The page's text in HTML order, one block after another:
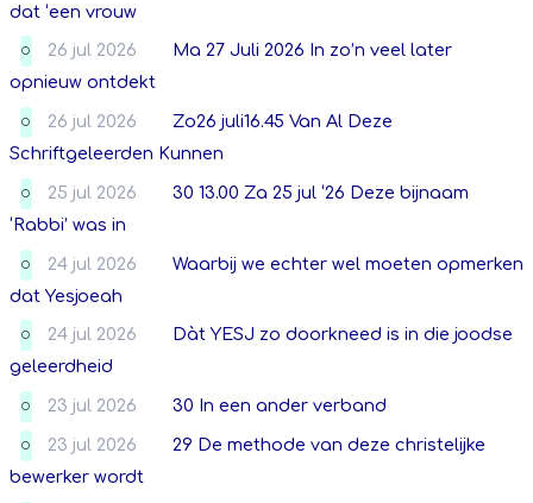
dat ‘een vrouw
O 26 jul 2026
Ma 27 Juli 2026 In zo’n veel later
opnieuw ontdekt
O 26 jul 2026
Zo26 juli16.45 Van Al Deze
Schriftgeleerden Kunnen
O 25 jul 2026
30 13.00 Za 25 jul ‘26 Deze bijnaam
‘Rabbi’ was in
O 24 jul 2026
Waarbij we echter wel moeten opmerken
dat Yesjoeah
O 24 jul 2026
Dàt YESJ zo doorkneed is in die joodse
geleerdheid
O 23 jul 2026 30 In een ander verband
O 23 jul 2026
29 De methode van deze christelijke
bewerker wordt